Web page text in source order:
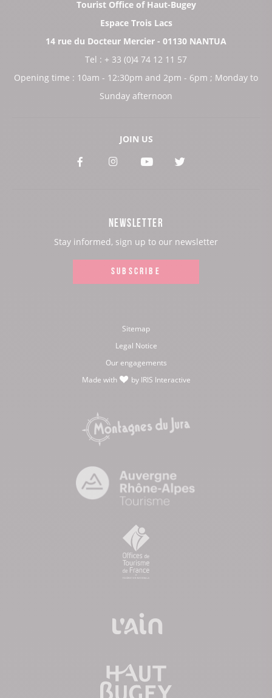
Tourist Office of Haut-Bugey
Espace Trois Lacs
14 rue du Docteur Mercier - 01130 NANTUA
Tel : + 33 (0)4 74 12 11 57
Opening time : 10am - 12:30pm and 2pm - 6pm ; Monday to
Sunday afternoon
JOIN US
See
See See See
NEWSLETTER
Stay informed, sign up to our newsletter
SUBSCRIBE
Sitemap
Legal Notice
Our engagements
Made with
by IRIS Interactive